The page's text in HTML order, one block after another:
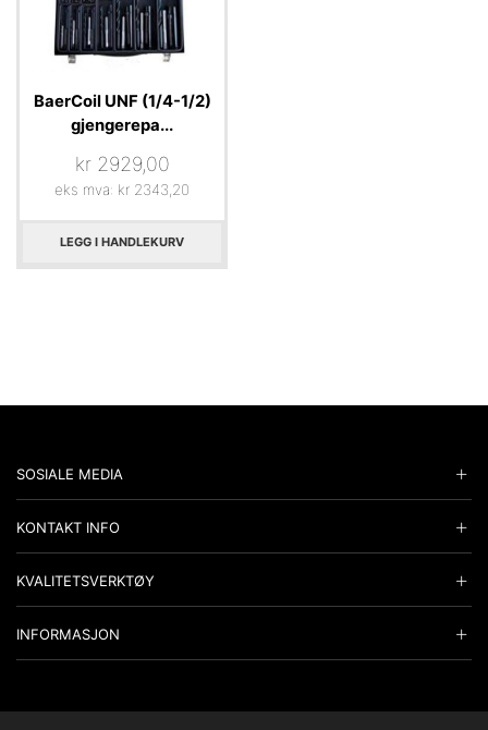
BaerCoil UNF (1/4-1/2)
gjengerepa...
kr2929,00
eks mva: kr 2343,20
LEGG I HANDLEKURV
SOSIALE MEDIA
KONTAKT INFO
KVALITETSVERKTØY
INFORMASJON